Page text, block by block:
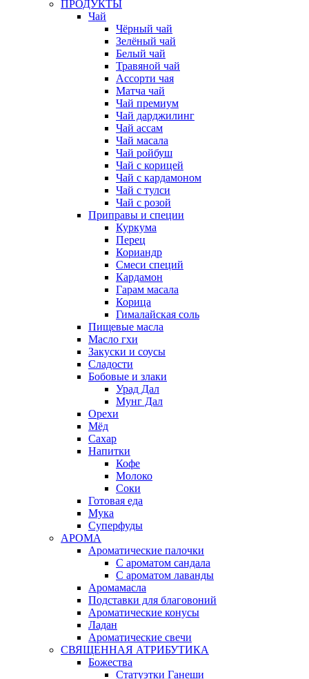
ПРОДУКТЫ
Чай
Чёрный чай
Зелёный чай
Белый чай
Травяной чай
Ассорти чая
Матча чай
Чай премиум
Чай дарджилинг
Чай ассам
Чай масала
Чай ройбуш
Чай с корицей
Чай с кардамоном
Чай с тулси
Чай с розой
Приправы и специи
Куркума
Перец
Кориандр
Смеси специй
Кардамон
Гарам масала
Корица
Гималайская соль
Пищевые масла
Масло гхи
Закуски и соусы
Сладости
Бобовые и злаки
Урад Дал
Мунг Дал
Орехи
Мёд
Сахар
Напитки
Кофе
Молоко
Соки
Готовая еда
Мука
Суперфуды
АРОМА
Ароматические палочки
С ароматом сандала
С ароматом лаванды
Аромамасла
Подставки для благовоний
Ароматические конусы
Ладан
Ароматические свечи
СВЯЩЕННАЯ АТРИБУТИКА
Божества
Статуэтки Ганеши